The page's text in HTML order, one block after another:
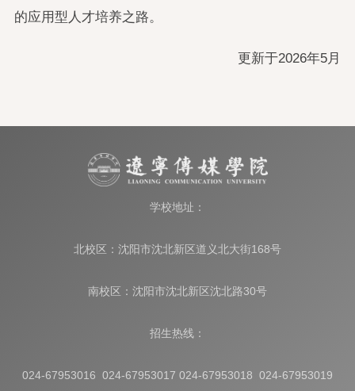
的应用型人才培养之路。
更新于2026年5月
学校地址：
北校区：沈阳市沈北新区道义北大街168号
南校区：沈阳市沈北新区沈北路30号
招生热线：
024-67953016 024-67953017 024-67953018 024-67953019